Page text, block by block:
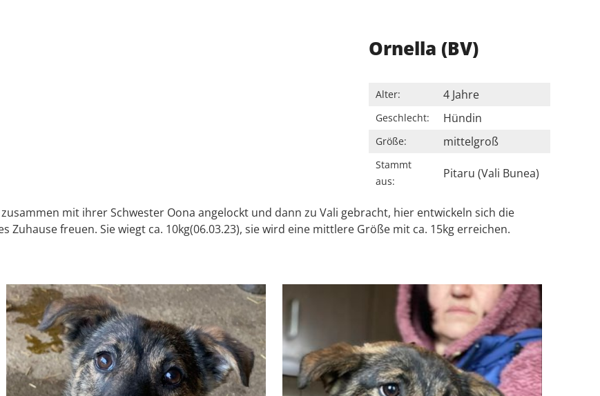
Ornella (BV)
Alter: 4 Jahre
Geschlecht: Hündin
Größe: mittelgroß
Stammt
aus:
Pitaru (Vali Bunea)
mit ihrer Schwester Oona angelockt und dann zu Vali gebracht, hier entwickeln sich die
freuen. Sie wiegt ca. 10kg(06.03.23), sie wird eine mittlere Größe mit ca. 15kg erreichen.